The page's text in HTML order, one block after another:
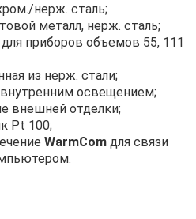
нерж. сталь;
металл, нерж. сталь;
приборов объемов 55, 111
из нерж. стали;
освещением;
внешней отделки;
Рt 100;
WarmCom для связи